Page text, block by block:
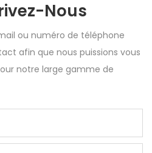
Nous
ou numéro de téléphone
afin que nous puissions vous
notre large gamme de